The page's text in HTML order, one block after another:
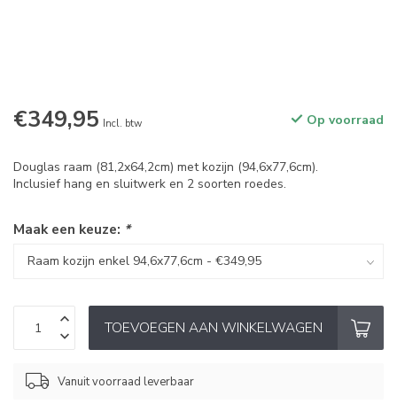
€349,95 Incl. btw Op voorraad
Douglas raam (81,2x64,2cm) met kozijn (94,6x77,6cm).
Inclusief hang en sluitwerk en 2 soorten roedes.
Maak een keuze: *
TOEVOEGEN AAN WINKELWAGEN
Vanuit voorraad leverbaar